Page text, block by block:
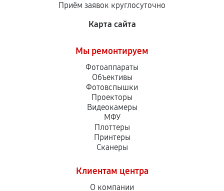
Приём заявок круглосуточно
Карта сайта
Мы ремонтируем
Фотоаппараты
Объективы
Фотовспышки
Проекторы
Видеокамеры
МФУ
Плоттеры
Принтеры
Сканеры
Клиентам центра
О компании